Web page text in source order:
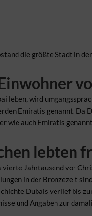
die größte Stadt in
leben, wird
Emiratis genannt. Da
wie auch Emiratis
lebten
vierte Jahrtausend vor
in der Bronzezeit
Dubais verlief bis
und Angaben zur